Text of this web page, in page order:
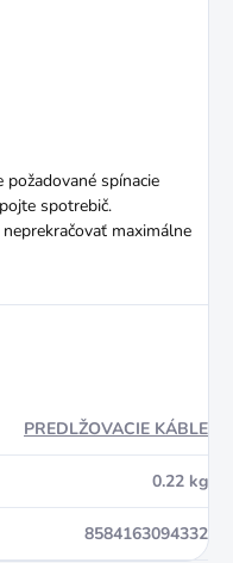
požadované spínacie
spotrebič.
maximálne
PREDLŽOVACIE KÁBLE
0.22 kg
8584163094332